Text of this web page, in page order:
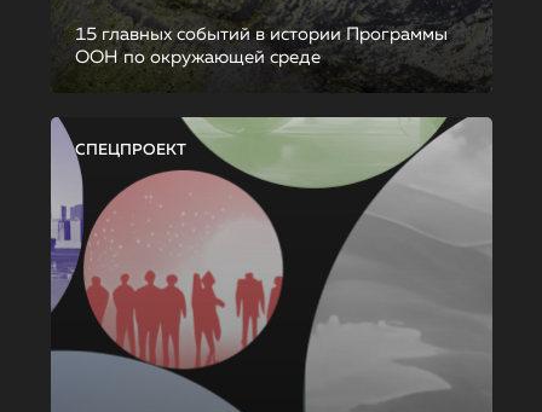
15 главных событий в истории Программы
ООН по окружающей среде
СПЕЦПРОЕКТ